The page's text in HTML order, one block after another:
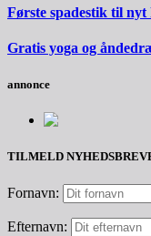
Første spadestik til
Gratis yoga og
annonce
TILMELD
Fornavn:
Efternavn: